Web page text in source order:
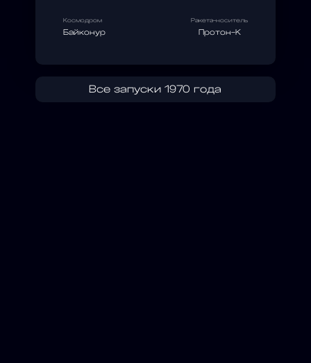
Космодром
Байконур
Ракета-носитель
Протон-К
Все запуски 1970 года